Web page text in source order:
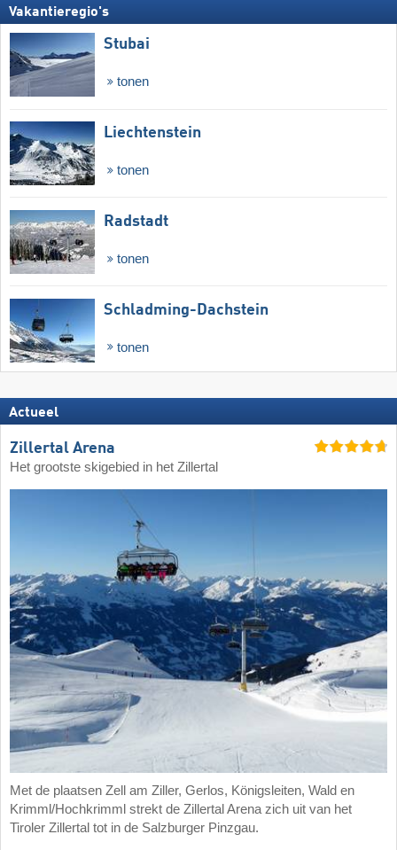
Vakantieregio's
Stubai
tonen
Liechtenstein
tonen
Radstadt
tonen
Schladming-Dachstein
tonen
Actueel
Zillertal Arena
Het grootste skigebied in het Zillertal
Met de plaatsen Zell am Ziller, Gerlos, Königsleiten, Wald en
Krimml/Hochkrimml strekt de Zillertal Arena zich uit van het
Tiroler Zillertal tot in de Salzburger Pinzgau.